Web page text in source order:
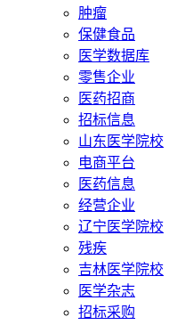
肿瘤
保健食品
医学数据库
零售企业
医药招商
招标信息
山东医学院校
电商平台
医药信息
经营企业
辽宁医学院校
残疾
吉林医学院校
医学杂志
招标采购